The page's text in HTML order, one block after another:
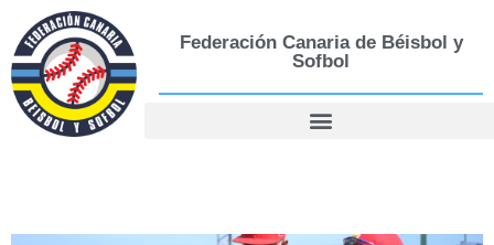
Federación Canaria de Béisbol y
Sofbol